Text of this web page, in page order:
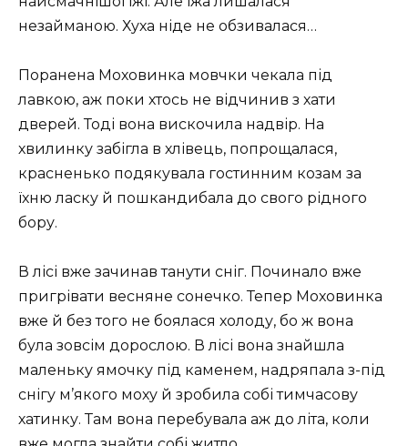
незайманою. Хуха ніде не обзивалася…
Поранена Моховинка мовчки чекала під
лавкою, аж поки хтось не відчинив з хати
дверей. Тоді вона вискочила надвір. На
хвилинку забігла в хлівець, попрощалася,
красненько подякувала гостинним козам за
їхню ласку й пошкандибала до свого рідного
бору.
В лісі вже зачинав танути сніг. Починало вже
пригрівати весняне сонечко. Тепер Моховинка
вже й без того не боялася холоду, бо ж вона
була зовсім дорослою. В лісі вона знайшла
маленьку ямочку під каменем, надряпала з-під
снігу м’якого моху й зробила собі тимчасову
хатинку. Там вона перебувала аж до літа, коли